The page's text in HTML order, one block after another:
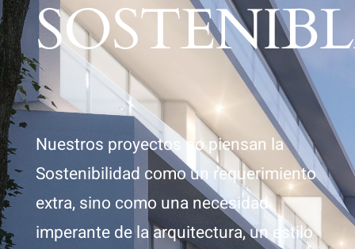
Nuestros proyectos no piensan la
Sostenibilidad como un requerimiento
extra, sino como una necesidad
imperante de la arquitectura, un estilo